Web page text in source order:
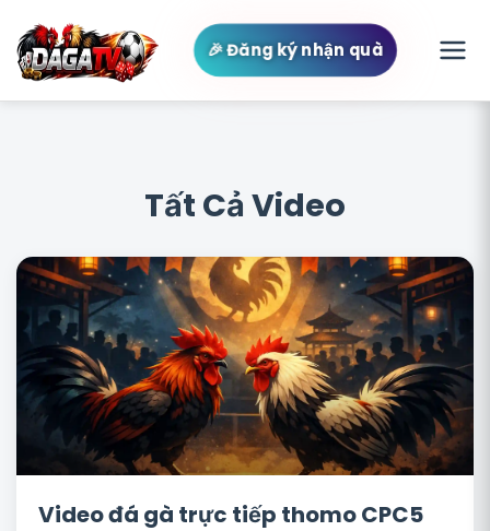
🎉 Đăng ký nhận quà
Tất Cả Video
Video đá gà trực tiếp thomo CPC5